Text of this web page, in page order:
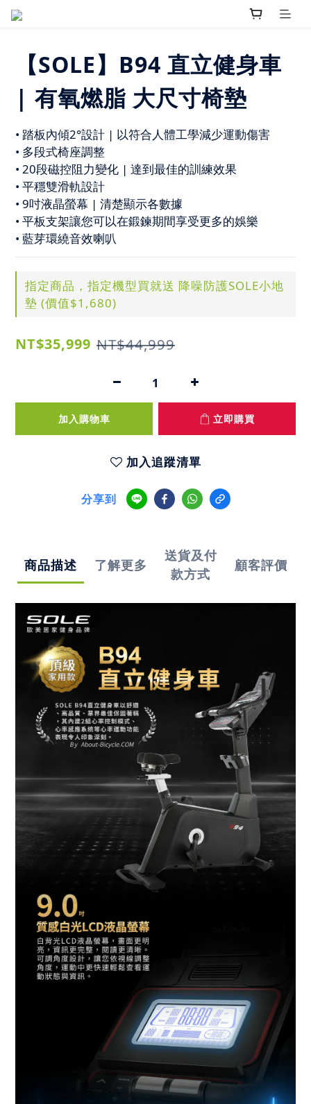
【SOLE】B94 直立健身車
| 有氧燃脂 大尺寸椅墊
• 踏板內傾2°設計 | 以符合人體工學減少運動傷害
• 多段式椅座調整
• 20段磁控阻力變化 | 達到最佳的訓練效果
• 平穩雙滑軌設計
• 9吋液晶螢幕 | 清楚顯示各數據
• 平板支架讓您可以在鍛鍊期間享受更多的娛樂
• 藍芽環繞音效喇叭
指定商品，指定機型買就送 降噪防護SOLE小地
墊 (價值$1,680)
NT$35,999 NT$44,999
加入購物車 立即購買
加入追蹤清單
分享到
商品描述 了解更多
送貨及付
款方式
顧客評價